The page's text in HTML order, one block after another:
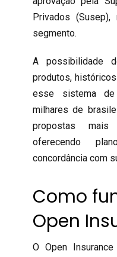
Privados
segmento.
A possibilidade
produtos,
esse sistema
milhares de
propostas
oferecendo
concordância com
Como
Open
O Open